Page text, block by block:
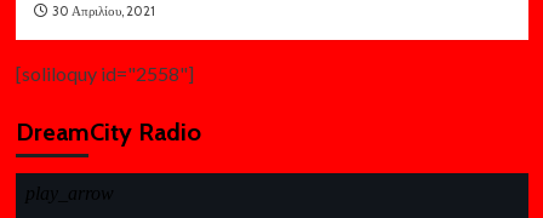
30 Απριλίου, 2021
[soliloquy id="2558"]
DreamCity Radio